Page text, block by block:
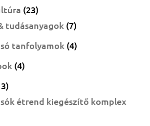
2323
termék
tudásanyagok 77
termék
só tanfolyamok 44
44
13
termék
sók étrend kiegészítő komplex